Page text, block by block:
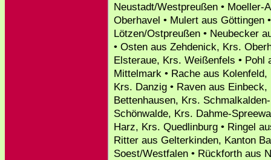
Neustadt/Westpreußen • Moeller-
Oberhavel • Mulert aus Göttingen
Lötzen/Ostpreußen • Neubecker
• Osten aus Zehdenick, Krs.
Elsteraue, Krs. Weißenfels •
Mittelmark • Rache aus
Krs. Danzig • Raven aus
Bettenhausen, Krs.
Schönwalde, Krs. Dahme-
Harz, Krs. Quedlinburg • Ringel
Ritter aus Gelterkinden, Kanton
Soest/Westfalen • Rückforth aus